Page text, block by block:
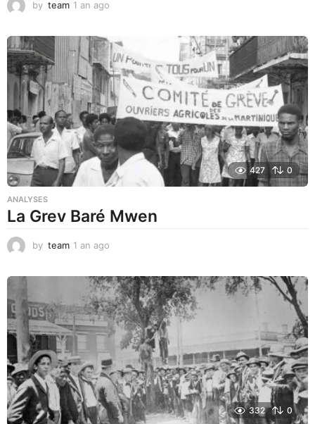
by team 1 an ago
a
g
o
427 0
ANALYSES
La Grev Baré Mwen
by team 1 an ago
a
g
o
332 0